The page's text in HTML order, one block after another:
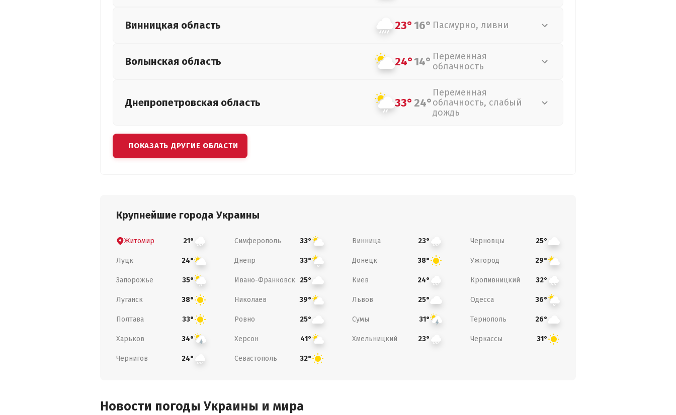
Винницкая область 23°16° Пасмурно, ливни
Волынская область 24°14° Переменная
облачность
Днепропетровская область 33°24°
Переменная
облачность, слабый
дождь
ПОКАЗАТЬ ДРУГИЕ ОБЛАСТИ
Крупнейшие города Украины
Житомир 21° Симферополь 33° Винница 23° Черновцы 25°
Луцк 24° Днепр 33° Донецк 38° Ужгород 29°
Запорожье 35° Ивано-Франковск 25° Киев 24° Кропивницкий 32°
Луганск 38° Николаев 39° Львов 25° Одесса 36°
Полтава 33° Ровно 25° Сумы 31° Тернополь 26°
Харьков 34° Херсон 41° Хмельницкий 23° Черкассы 31°
Чернигов 24° Севастополь 32°
Новости погоды Украины и мира